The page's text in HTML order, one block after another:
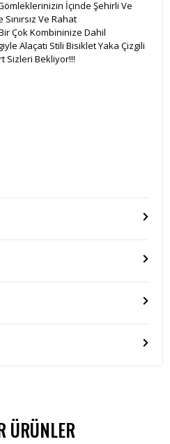
İçinde Şehirli Ve
Ve Rahat
Çok Kombininize Dahil
Alaçatı Stili Bisiklet Yaka Çizgili
Sizleri Bekliyor!!!
ÜRÜNLER